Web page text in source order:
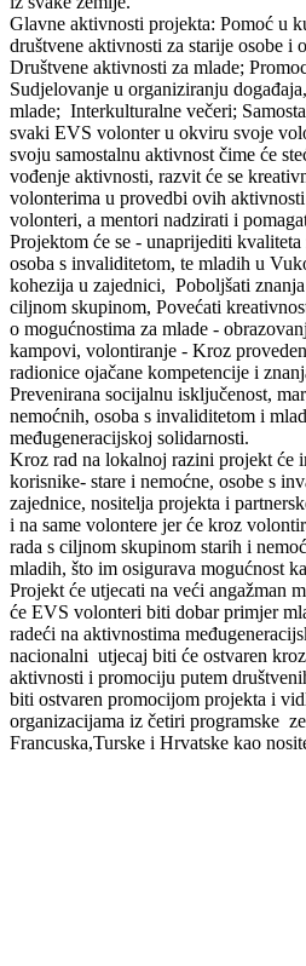
Glavne aktivnosti projekta: Pomoć u
društvene aktivnosti za starije osobe i
Društvene aktivnosti za mlade;
Sudjelovanje u organiziranju
mlade; Interkulturalne večeri;
svaki EVS volonter u okviru svoje
svoju samostalnu aktivnost čime će
vođenje aktivnosti, razvit će se
volonterima u provedbi ovih
volonteri, a mentori nadzirati i
Projektom će se - unaprijediti
osoba s invaliditetom, te mladih u
kohezija u zajednici, Poboljšati
ciljnom skupinom, Povećati
o mogućnostima za mlade -
kampovi, volontiranje - Kroz
radionice ojačane kompetencije i
Prevenirana socijalnu isključenost,
nemoćnih, osoba s invaliditetom i
međugeneracijskoj solidarnosti.
Kroz rad na lokalnoj razini projekt će
korisnike- stare i nemoćne, osobe s
zajednice, nositelja projekta i
i na same volontere jer će kroz
rada s ciljnom skupinom starih i
mladih, što im osigurava mogućnost
Projekt će utjecati na veći angažman
će EVS volonteri biti dobar primjer
radeći na aktivnostima
nacionalni utjecaj biti će ostvaren
aktivnosti i promociju putem
biti ostvaren promocijom projekta i
organizacijama iz četiri programske
Francuska,Turske i Hrvatske kao